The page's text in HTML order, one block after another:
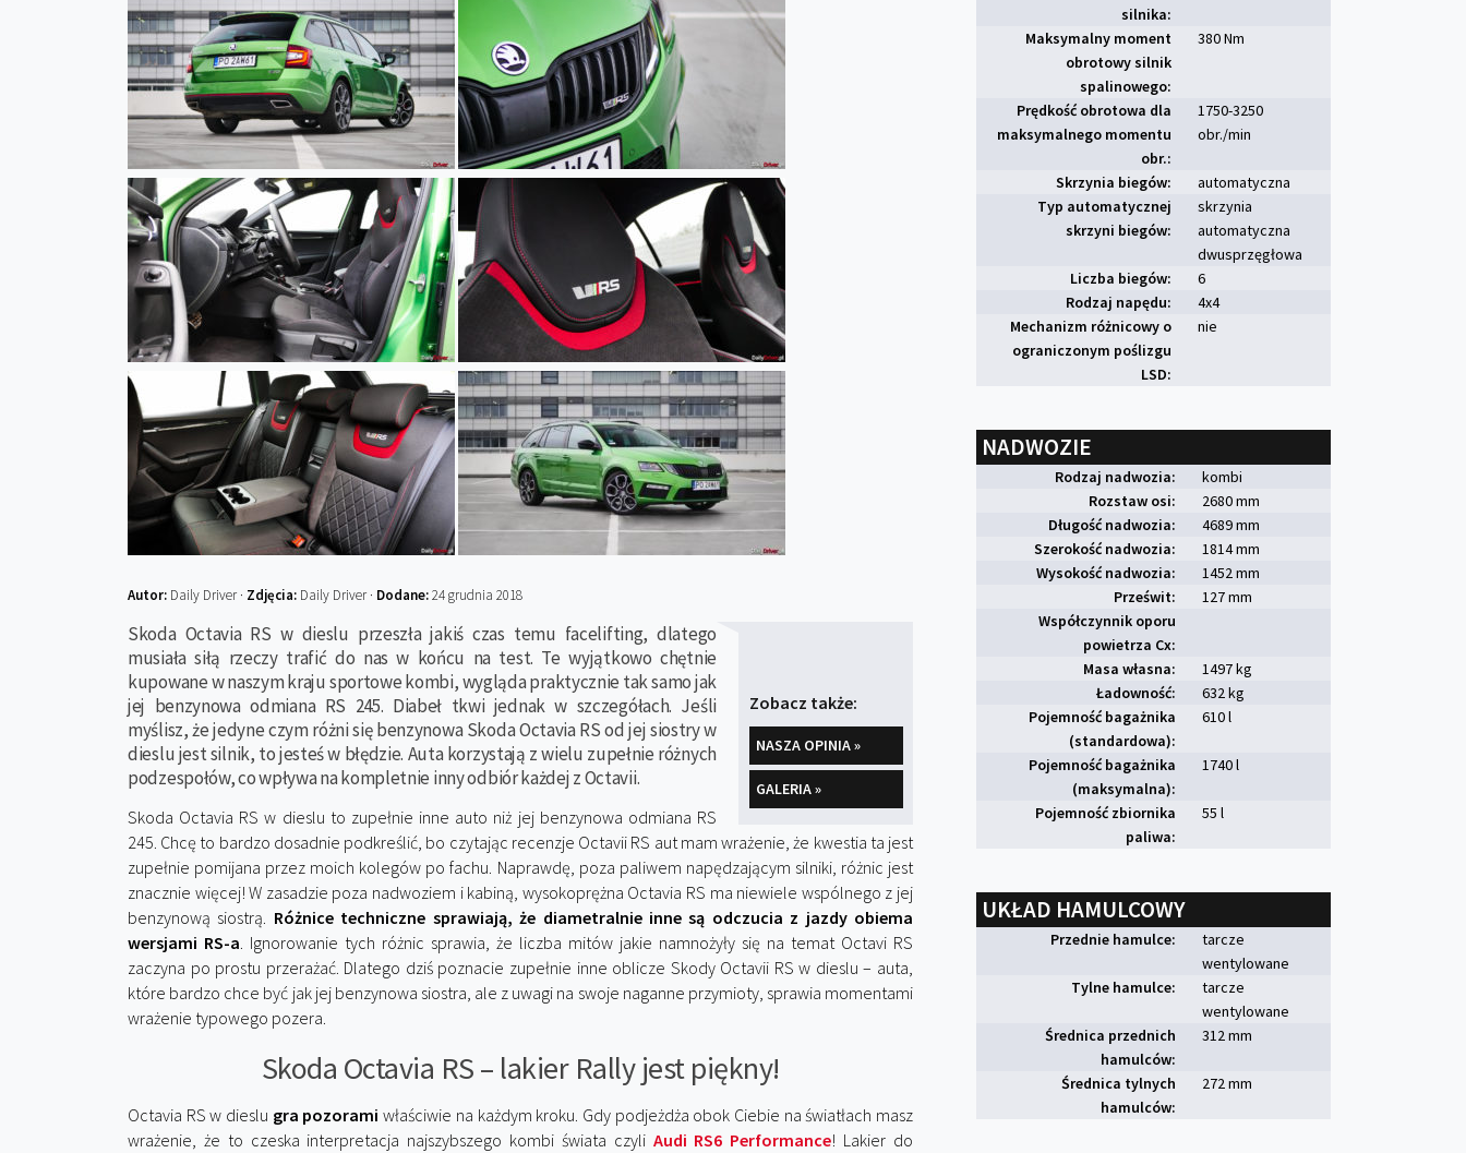
Autor: Daily Driver · Zdjęcia: Daily Driver · Dodane:24 grudnia 2018
Zobacz także:
NASZA OPINIA »
GALERIA »
Skoda Octavia RS w dieslu przeszła jakiś czas temu facelifting, dlatego
musiała siłą rzeczy trafić do nas w końcu na test. Te wyjątkowo chętnie
kupowane w naszym kraju sportowe kombi, wygląda praktycznie tak samo jak
jej benzynowa odmiana RS 245. Diabeł tkwi jednak w szczegółach. Jeśli
myślisz, że jedyne czym różni się benzynowa Skoda Octavia RS od jej siostry w
dieslu jest silnik, to jesteś w błędzie. Auta korzystają z wielu zupełnie różnych
podzespołów, co wpływa na kompletnie inny odbiór każdej z Octavii.
Skoda Octavia RS w dieslu to zupełnie inne auto niż jej benzynowa odmiana RS
245. Chcę to bardzo dosadnie podkreślić, bo czytając recenzje Octavii RS aut mam wrażenie, że kwestia ta jest
zupełnie pomijana przez moich kolegów po fachu. Naprawdę, poza paliwem napędzającym silniki, różnic jest
znacznie więcej! W zasadzie poza nadwoziem i kabiną, wysokoprężna Octavia RS ma niewiele wspólnego z jej
benzynową siostrą. Różnice techniczne sprawiają, że diametralnie inne są odczucia z jazdy obiema
wersjami RS-a. Ignorowanie tych różnic sprawia, że liczba mitów jakie namnożyły się na temat Octavi RS
zaczyna po prostu przerażać. Dlatego dziś poznacie zupełnie inne oblicze Skody Octavii RS w dieslu – auta,
które bardzo chce być jak jej benzynowa siostra, ale z uwagi na swoje naganne przymioty, sprawia momentami
wrażenie typowego pozera.
Skoda Octavia RS – lakier Rally jest piękny!
Octavia RS w dieslu gra pozorami właściwie na każdym kroku. Gdy podjeżdża obok Ciebie na światłach masz
wrażenie, że to czeska interpretacja najszybszego kombi świata czyli Audi RS6 Performance! Lakier do
silnika:
Maksymalny moment
obrotowy silnik
spalinowego:
380 Nm
Prędkość obrotowa dla
maksymalnego momentu
obr.:
1750-3250
obr./min
Skrzynia biegów:
automatyczna
Typ automatycznej
skrzyni biegów:
skrzynia
automatyczna
dwusprzęgłowa
Liczba biegów:
6
Rodzaj napędu:
4x4
Mechanizm różnicowy o
ograniczonym poślizgu
LSD:
nie
NADWOZIE
Rodzaj nadwozia:
kombi
Rozstaw osi:
2680 mm
Długość nadwozia:
4689 mm
Szerokość nadwozia:
1814 mm
Wysokość nadwozia:
1452 mm
Prześwit:
127 mm
Współczynnik oporu
powietrza Cx:
Masa własna:
1497 kg
Ładowność:
632 kg
Pojemność bagażnika
(standardowa):
610 l
Pojemność bagażnika
(maksymalna):
1740 l
Pojemność zbiornika
paliwa:
55 l
UKŁAD HAMULCOWY
Przednie hamulce:
tarcze
wentylowane
Tylne hamulce:
tarcze
wentylowane
Średnica przednich
hamulców:
312 mm
Średnica tylnych
hamulców:
272 mm